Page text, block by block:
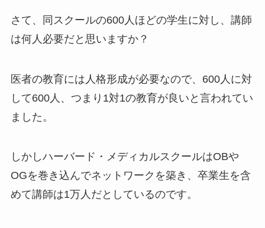
さて、同スクールの600人ほどの学生に対し、講師
は何人必要だと思いますか？
医者の教育には人格形成が必要なので、600人に対
して600人、つまり1対1の教育が良いと言われてい
ました。
しかしハーバード・メディカルスクールはOBや
OGを巻き込んでネットワークを築き、卒業生を含
めて講師は1万人だとしているのです。